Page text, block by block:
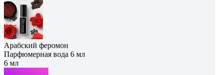
Арабский феромон
Парфюмерная вода 6 мл
6 мл